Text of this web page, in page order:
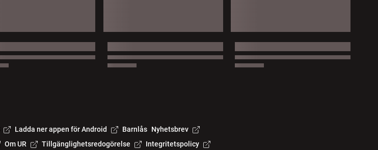
Ladda ner appen för Android Barnlås Nyhetsbrev
Om UR Tillgänglighetsredogörelse Integritetspolicy